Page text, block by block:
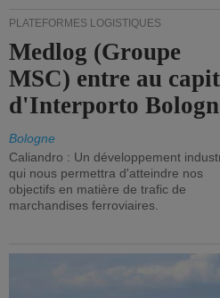
PLATEFORMES LOGISTIQUES
Medlog (Groupe
MSC) entre au
d'Interporto
Bologne
Caliandro : Un développement
qui nous permettra d'atteindre nos
objectifs en matière de trafic de
marchandises ferroviaires.